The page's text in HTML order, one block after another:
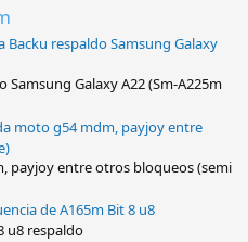
Backu respaldo Samsung Galaxy
Galaxy A22 (Sm-A225m
moto g54 mdm, payjoy entre
payjoy entre otros bloqueos (semi
de A165m Bit 8 u8
u8 respaldo